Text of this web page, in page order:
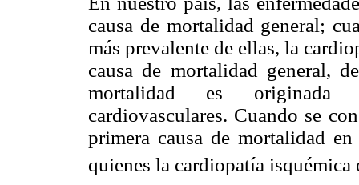
causa de mortalidad general;
más prevalente de ellas, la
causa de mortalidad general,
mortalidad es originada
cardiovasculares. Cuando se
primera causa de mortalidad
quienes la cardiopatía isquémica